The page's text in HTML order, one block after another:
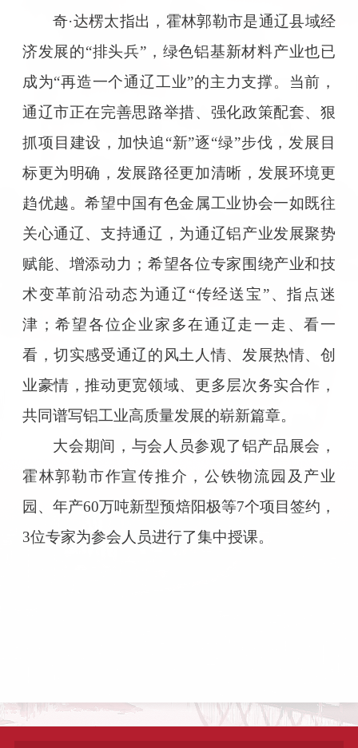
奇·达楞太指出，霍林郭勒市是通辽县域经
济发展的“排头兵”，绿色铝基新材料产业也已
成为“再造一个通辽工业”的主力支撑。当前，
通辽市正在完善思路举措、强化政策配套、狠
抓项目建设，加快追“新”逐“绿”步伐，发展目
标更为明确，发展路径更加清晰，发展环境更
趋优越。希望中国有色金属工业协会一如既往
关心通辽、支持通辽，为通辽铝产业发展聚势
赋能、增添动力；希望各位专家围绕产业和技
术变革前沿动态为通辽“传经送宝”、指点迷
津；希望各位企业家多在通辽走一走、看一
看，切实感受通辽的风土人情、发展热情、创
业豪情，推动更宽领域、更多层次务实合作，
共同谱写铝工业高质量发展的崭新篇章。
大会期间，与会人员参观了铝产品展会，
霍林郭勒市作宣传推介，公铁物流园及产业
园、年产60万吨新型预焙阳极等7个项目签约，
3位专家为参会人员进行了集中授课。